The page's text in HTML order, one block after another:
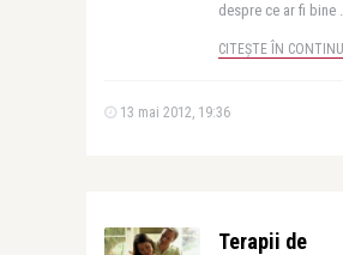
despre ce ar fi bine
CITEȘTE ÎN
13 mai 2012, 19:36
Terapii de